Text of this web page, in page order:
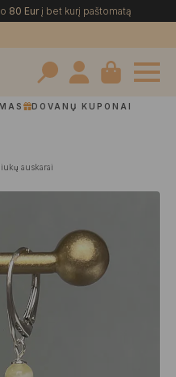
80 Eurį bet kurį paštomatą
Search
DOVANŲ KUPONAI
auskarai